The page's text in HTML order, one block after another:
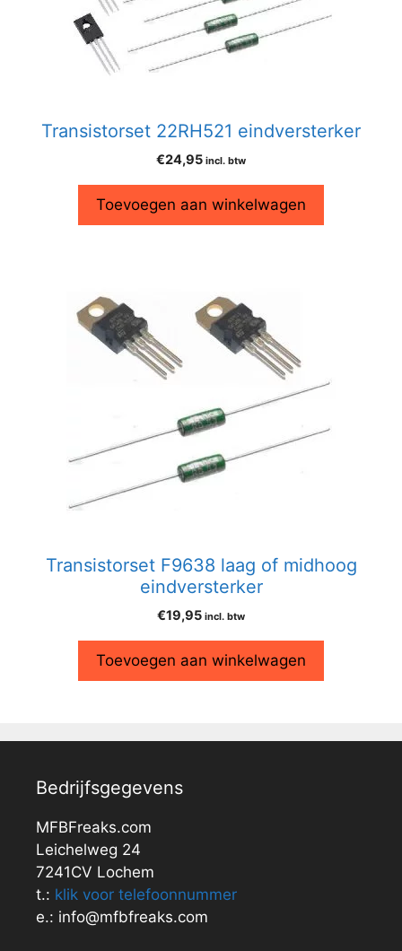
Transistorset 22RH521 eindversterker
€24,95 incl. btw
Toevoegen aan winkelwagen
Transistorset F9638 laag of midhoog
eindversterker
€19,95 incl. btw
Toevoegen aan winkelwagen
Bedrijfsgegevens
MFBFreaks.com
Leichelweg 24
7241CV Lochem
t.: klik voor telefoonnummer
e.: info@mfbfreaks.com